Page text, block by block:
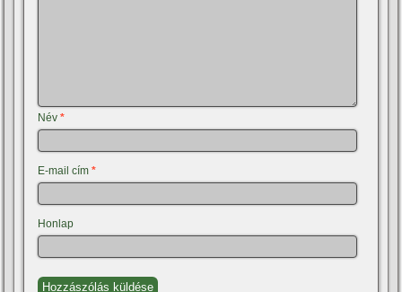
Név*
E-mail cím*
Honlap